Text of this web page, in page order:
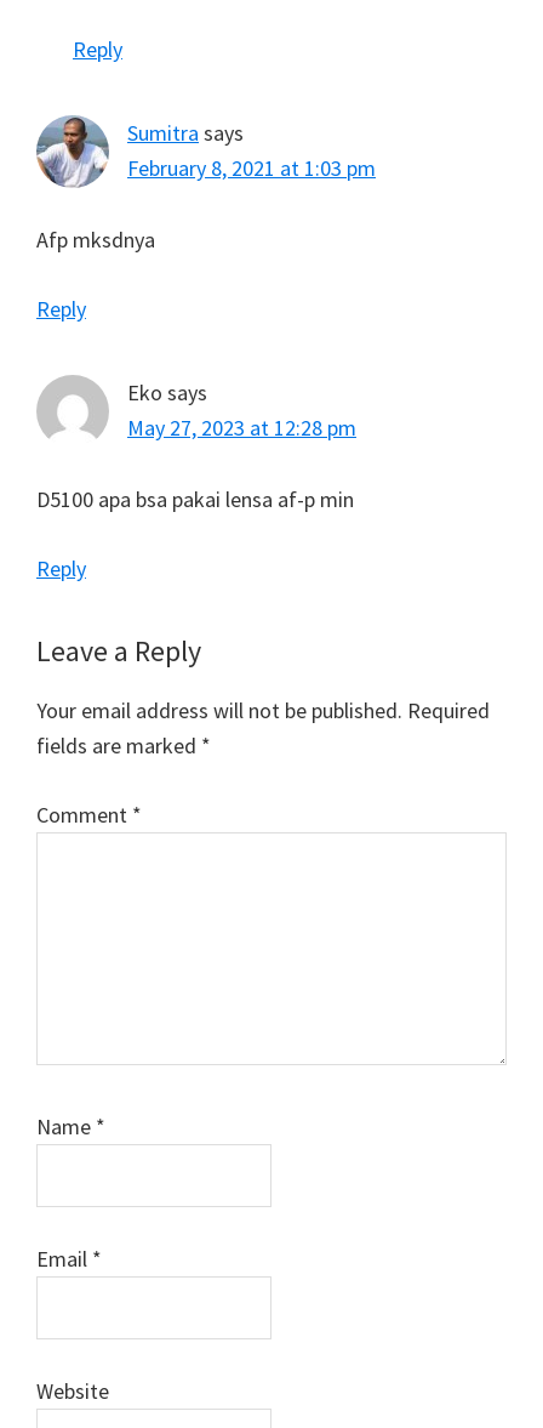
Reply
Sumitra says
February 8, 2021 at 1:03 pm
Afp mksdnya
Reply
Eko says
May 27, 2023 at 12:28 pm
D5100 apa bsa pakai lensa af-p min
Reply
Leave a Reply
Your email address will not be published. Required
fields are marked *
Comment *
Name *
Email *
Website